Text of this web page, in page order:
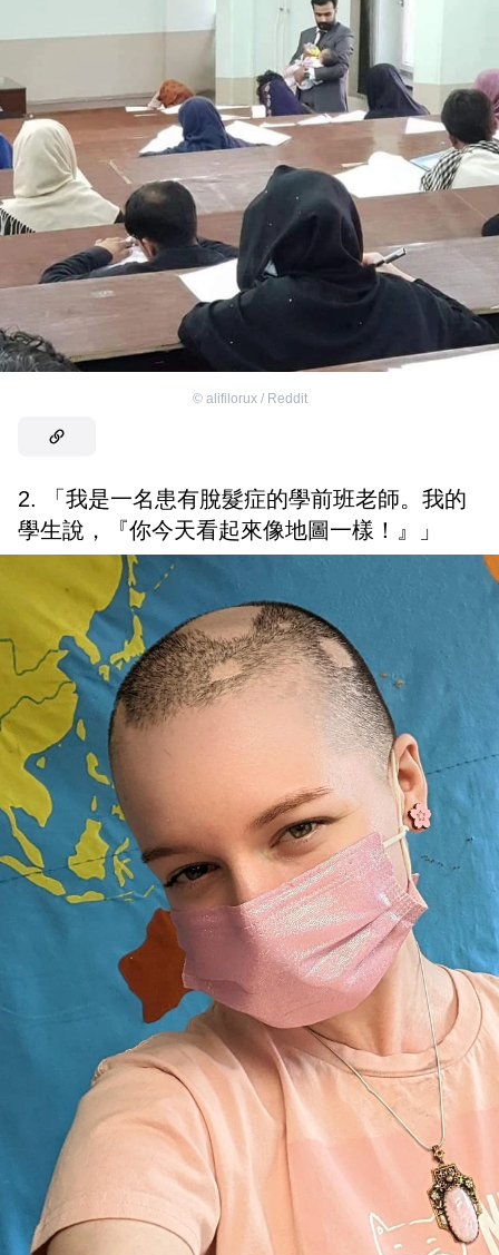
© alifilorux / Reddit
2. 「我是一名患有脫髮症的學前班老師。我的
學生說，『你今天看起來像地圖一樣！』」